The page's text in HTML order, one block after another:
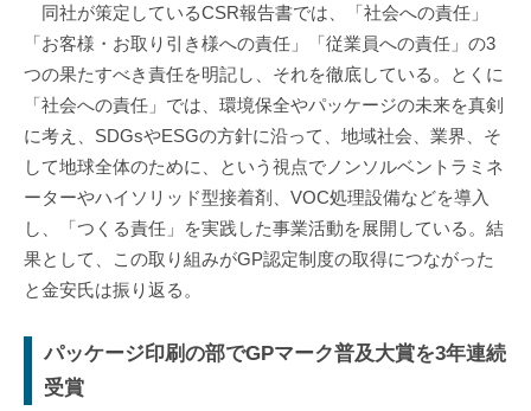
同社が策定しているCSR報告書では、「社会への責任」
「お客様・お取り引き様への責任」「従業員への責任」の3
つの果たすべき責任を明記し、それを徹底している。とくに
「社会への責任」では、環境保全やパッケージの未来を真剣
に考え、SDGsやESGの方針に沿って、地域社会、業界、そ
して地球全体のために、という視点でノンソルベントラミネ
ーターやハイソリッド型接着剤、VOC処理設備などを導入
し、「つくる責任」を実践した事業活動を展開している。結
果として、この取り組みがGP認定制度の取得につながった
と金安氏は振り返る。
パッケージ印刷の部でGPマーク普及大賞を3年連続
受賞